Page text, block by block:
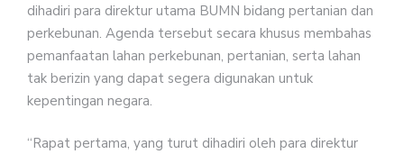
dihadiri para direktur utama BUMN bidang pertanian dan
perkebunan. Agenda tersebut secara khusus membahas
pemanfaatan lahan perkebunan, pertanian, serta lahan
tak berizin yang dapat segera digunakan untuk
kepentingan negara.
“Rapat pertama, yang turut dihadiri oleh para direktur